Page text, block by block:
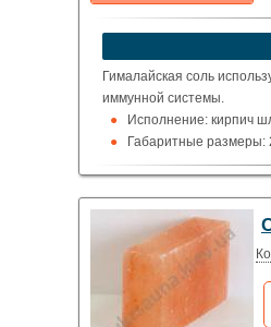
Какая цена Вас
устроит?
Указать цену
Гималайская соль
иммунной системы.
Исполнение: кирпич
Габаритные размеры: